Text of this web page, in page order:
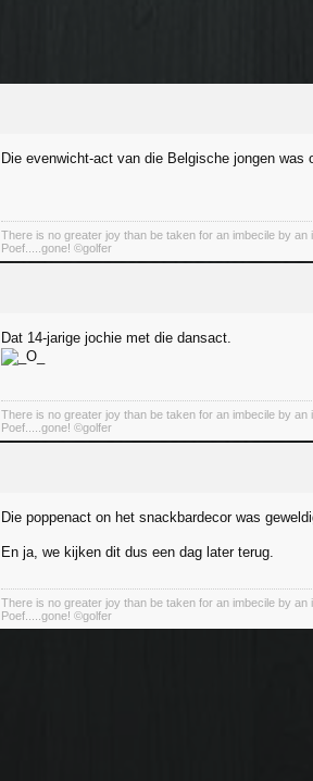
Die evenwicht-act van die Belgische jongen was
There is no greater joy than be taken for an imbecile by an
Poef.....gone! ©golfer
Dat 14-jarige jochie met die dansact.
There is no greater joy than be taken for an imbecile by an
Poef.....gone! ©golfer
Die poppenact on het snackbardecor was
En ja, we kijken dit dus een dag later terug.
There is no greater joy than be taken for an imbecile by an
Poef.....gone! ©golfer